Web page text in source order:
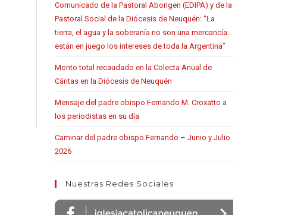
Comunicado de la Pastoral Aborigen (EDIPA) y de la
Pastoral Social de la Diócesis de Neuquén: “La
tierra, el agua y la soberanía no son una mercancía:
están en juego los intereses de toda la Argentina”
Monto total recaudado en la Colecta Anual de
Cáritas en la Diócesis de Neuquén
Mensaje del padre obispo Fernando M. Croxatto a
los periodistas en su día
Caminar del padre obispo Fernando – Junio y Julio
2026
Nuestras Redes Sociales